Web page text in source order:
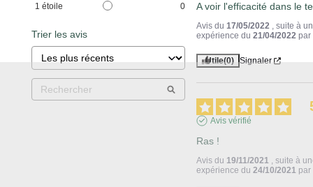
1 étoile 0
Trier les avis
A voir l'efficacité dans le
Avis du17/05/2022 , suite à
expérience du21/04/2022 par
Utile(0) Signaler
Avis vérifié
Ras !
Avis du 19/11/2021 , suite à
expérience du24/10/2021 par